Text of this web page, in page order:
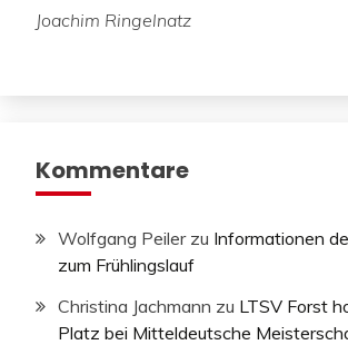
Joachim Ringelnatz
Kommentare
Wolfgang Peilerzu Informationen
zum Frühlingslauf
Christina Jachmann zu LTSV Forst
Platz bei Mitteldeutsche